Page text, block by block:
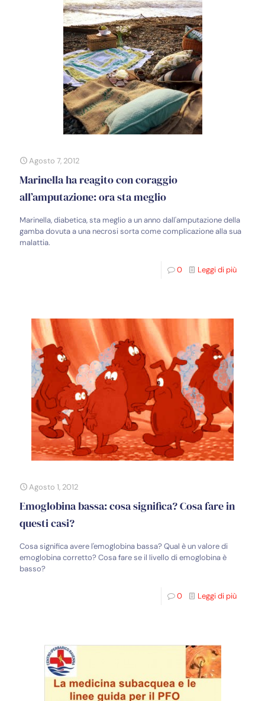
Agosto 7, 2012
Marinella ha reagito con coraggio
all’amputazione: ora sta meglio
Marinella, diabetica, sta meglio a un anno dall'amputazione della
gamba dovuta a una necrosi sorta come complicazione alla sua
malattia.
0 Leggi di più
Agosto 1, 2012
Emoglobina bassa: cosa significa? Cosa fare in
questi casi?
Cosa significa avere l'emoglobina bassa? Qual è un valore di
emoglobina corretto? Cosa fare se il livello di emoglobina è
basso?
0 Leggi di più